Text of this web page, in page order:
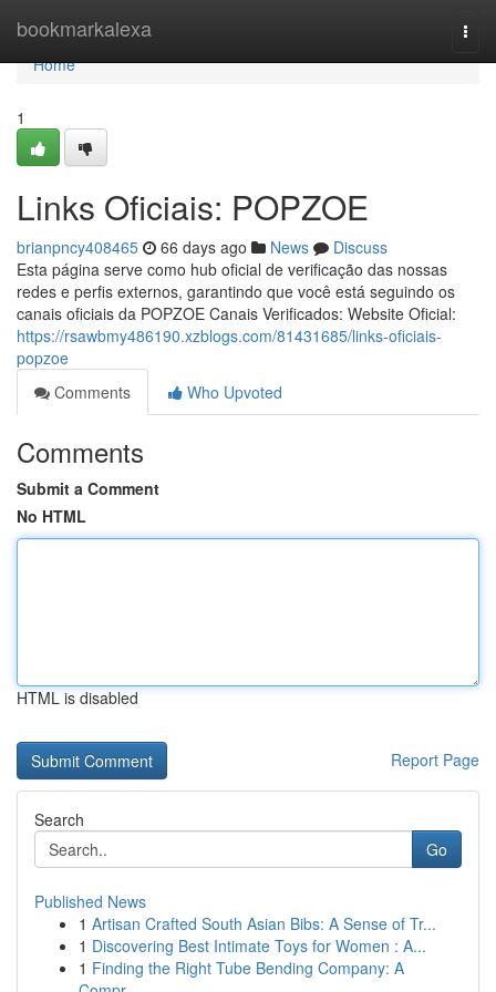
bookmarkalexa
Home
Home
1
Links Oficiais: POPZOE
brianpncy408465 66 days ago News
Discuss
Esta página serve como hub oficial de verificação das nossas
redes e perfis externos, garantindo que você está seguindo os
canais oficiais da POPZOE Canais Verificados: Website Oficial:
https://rsawbmy486190.xzblogs.com/81431685/links-oficiais-
popzoe
Comments
Who Upvoted
Comments
Submit a Comment
No HTML
HTML is disabled
Report Page
Search
Go
Published News
1 Artisan Crafted South Asian Bibs: A Sense of Tr...
1 Discovering Best Intimate Toys for Women : A...
1 Finding the Right Tube Bending Company: A